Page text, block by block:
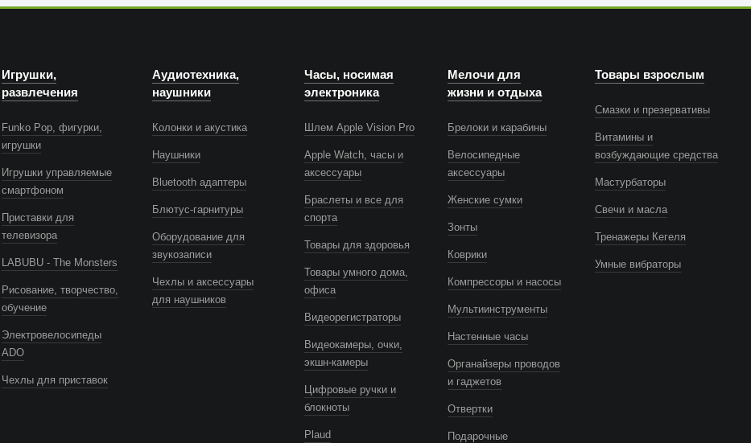
Игрушки,
развлечения
Funko Pop, фигурки,
игрушки
Игрушки управляемые
смартфоном
Приставки для
телевизора
LABUBU - The Monsters
Рисование, творчество,
обучение
Электровелосипеды
ADO
Чехлы для приставок
Аудиотехника,
наушники
Колонки и акустика
Наушники
Bluetooth адаптеры
Блютус-гарнитуры
Оборудование для
звукозаписи
Чехлы и аксессуары
для наушников
Часы, носимая
электроника
Шлем Apple Vision Pro
Apple Watch, часы и
аксессуары
Браслеты и все для
спорта
Товары для здоровья
Товары умного дома,
офиса
Видеорегистраторы
Видеокамеры, очки,
экшн-камеры
Цифровые ручки и
блокноты
Plaud
Мелочи для
жизни и отдыха
Брелоки и карабины
Велосипедные
аксессуары
Женские сумки
Зонты
Коврики
Компрессоры и насосы
Мультиинструменты
Настенные часы
Органайзеры проводов
и гаджетов
Отвертки
Подарочные
Товары взрослым
Смазки и презервативы
Витамины и
возбуждающие средства
Мастурбаторы
Свечи и масла
Тренажеры Кегеля
Умные вибраторы